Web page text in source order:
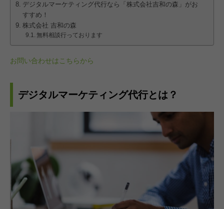
デジタルマーケティング代行なら「株式会社吉和の森」がお
すすめ！
株式会社 吉和の森
無料相談行っております
お問い合わせはこちらから
デジタルマーケティング代行とは？